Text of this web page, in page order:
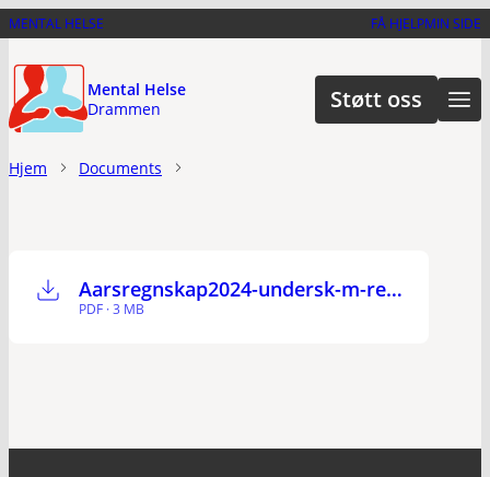
Hopp
hovedinnhold
MENTAL HELSE FÅ HJELPMIN SIDE
Mental Helse
Drammen
Støtt oss
Hjem Documents
Aarsregnskap2024-undersk-m-revisorb-3
PDF · 3 MB